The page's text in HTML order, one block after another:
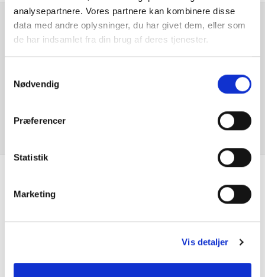
analysepartnere. Vores partnere kan kombinere disse
data med andre oplysninger, du har givet dem, eller som
de har indsamlet fra din brug af deres tjenester.
Nødvendig
Præferencer
Statistik
Marketing
Vis detaljer
El-spejle med varme
Elruder for/bag
Fartpilot
Håndfri telefon
Isofix
Er du interesseret i
denne bil?